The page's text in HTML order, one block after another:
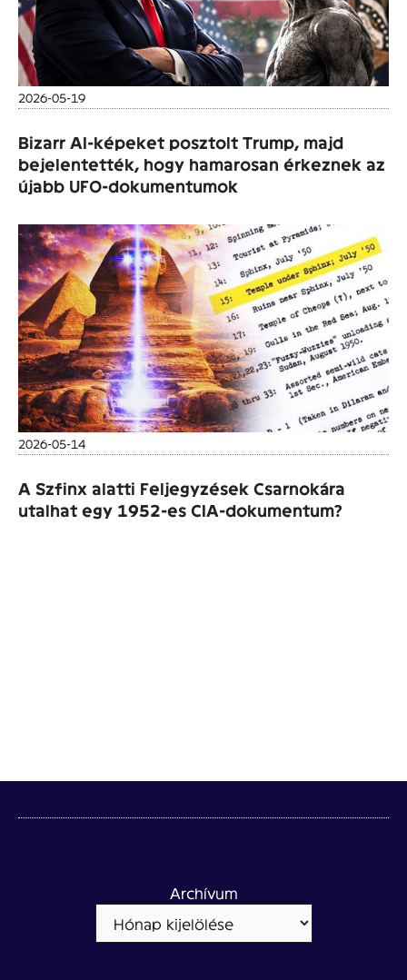
2026-05-19
Bizarr AI-képeket posztolt Trump, majd
bejelentették, hogy hamarosan érkeznek az
újabb UFO-dokumentumok
2026-05-14
A Szfinx alatti Feljegyzések Csarnokára
utalhat egy 1952-es CIA-dokumentum?
Archívum